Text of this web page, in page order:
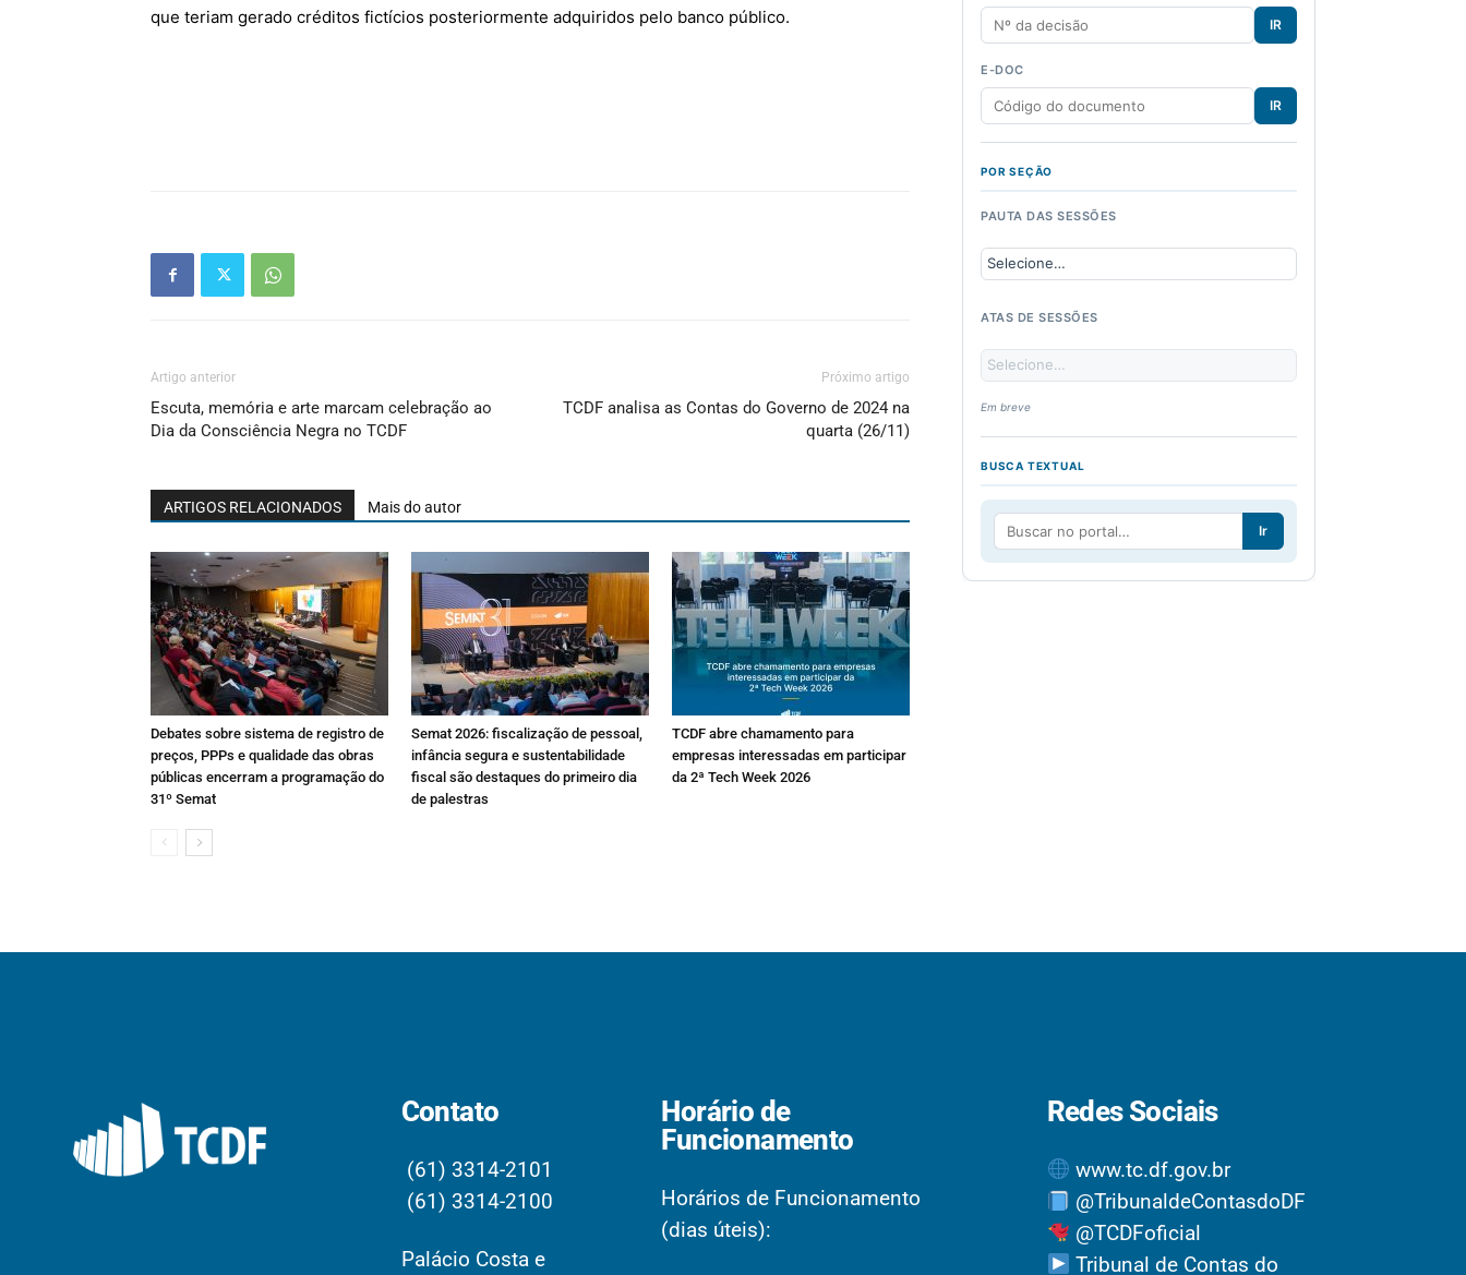
que teriam gerado créditos fictícios posteriormente adquiridos pelo banco público.
Artigo anterior
Escuta, memória e arte marcam celebração ao
Dia da Consciência Negra no TCDF
Próximo artigo
TCDF analisa as Contas do Governo de 2024 na
quarta (26/11)
ARTIGOS RELACIONADOS Mais do autor
Debates sobre sistema de registro de
preços, PPPs e qualidade das obras
públicas encerram a programação do
31º Semat
Semat 2026: fiscalização de pessoal,
infância segura e sustentabilidade
fiscal são destaques do primeiro dia
de palestras
TCDF abre chamamento para
empresas interessadas em participar
da 2ª Tech Week 2026
IR
E-DOC
IR
POR SEÇÃO
PAUTA DAS SESSÕES
ATAS DE SESSÕES
Em breve
BUSCA TEXTUAL
Ir
Contato
(61) 3314-2101
(61) 3314-2100
Palácio Costa e
Horário de
Funcionamento
Horários de Funcionamento
(dias úteis):
Redes Sociais
www.tc.df.gov.br
@TribunaldeContasdoDF
@TCDFoficial
Tribunal de Contas do